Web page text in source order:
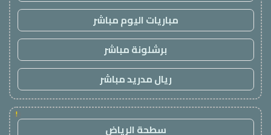
مباريات اليوم مباشر
برشلونة مباشر
ريال مدريد مباشر
!
سطحة الرياض